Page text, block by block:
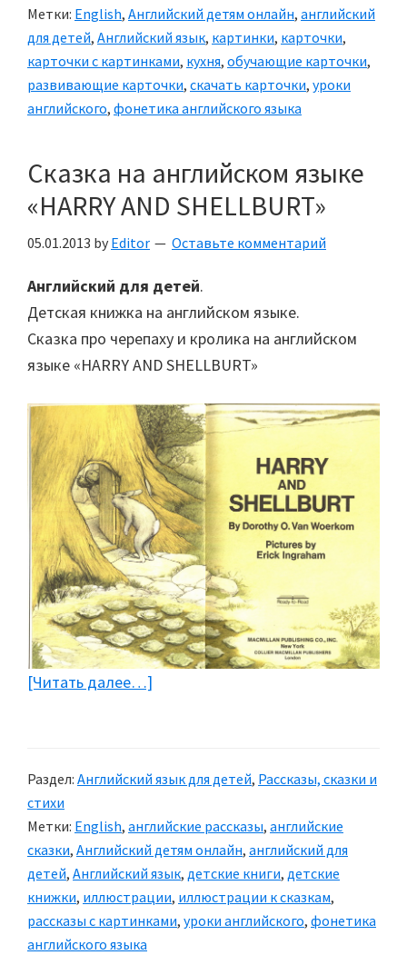
the
kitchen»
—
«На
Метки: English, Английский детям онлайн, английский
для детей, Английский язык, картинки, карточки,
карточки с картинками, кухня, обучающие карточки,
развивающие карточки, скачать карточки, уроки
английского, фонетика английского языка
Сказка на английском языке
«HARRY AND SHELLBURT»
05.01.2013 by Editor Оставьте комментарий
Английский для детей.
Детская книжка на английском языке.
Сказка про черепаху и кролика на английском
языке «HARRY AND SHELLBURT»
[Читать далее…]
языке
AND
SHELLBURT»
Раздел: Английский язык для детей, Рассказы, сказки и
стихи
Метки: English, английские рассказы, английские
сказки, Английский детям онлайн, английский для
детей, Английский язык, детские книги, детские
книжки, иллюстрации, иллюстрации к сказкам,
рассказы с картинками, уроки английского, фонетика
английского языка